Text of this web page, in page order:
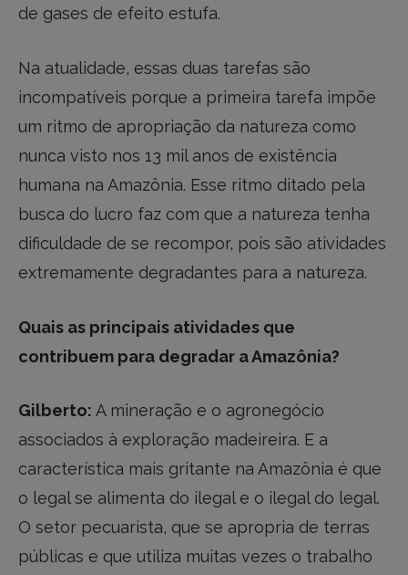
de gases de efeito estufa.
Na atualidade, essas duas tarefas são
incompatíveis porque a primeira tarefa impõe
um ritmo de apropriação da natureza como
nunca visto nos 13 mil anos de existência
humana na Amazônia. Esse ritmo ditado pela
busca do lucro faz com que a natureza tenha
dificuldade de se recompor, pois são atividades
extremamente degradantes para a natureza.
Quais as principais atividades que
contribuem para degradar a Amazônia?
Gilberto: A mineração e o agronegócio
associados à exploração madeireira. E a
característica mais gritante na Amazônia é que
o legal se alimenta do ilegal e o ilegal do legal.
O setor pecuarista, que se apropria de terras
públicas e que utiliza muitas vezes o trabalho